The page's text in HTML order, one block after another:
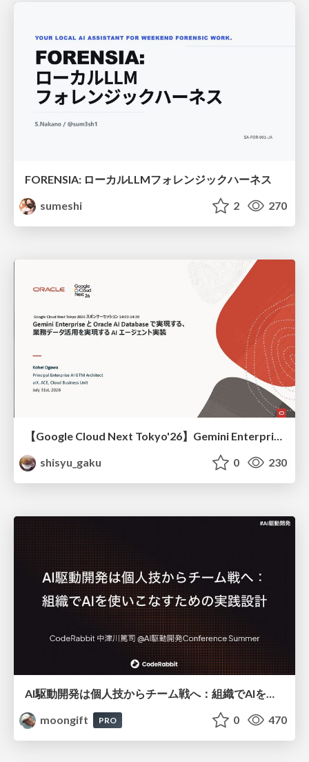
FORENSIA: ローカルLLMフォレンジックハーネス
sumeshi
2 270
【Google Cloud Next Tokyo'26】Gemini Enterprise と Oracle AI Database で実現する、 業務データ活用を実現する AI エージェント実装
shisyu_gaku
0 230
moongift
PRO 0 470